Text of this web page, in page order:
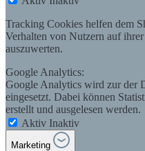
Tracking Cookies helfen dem
Verhalten von Nutzern auf
auszuwerten.
Google Analytics:
Google Analytics wird zur der
eingesetzt. Dabei können
erstellt und ausgelesen werden.
Aktiv Inaktiv
Marketing